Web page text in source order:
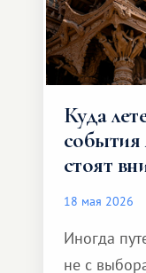
Куда
события
стоят
18 мая 2026
Иногда
не с